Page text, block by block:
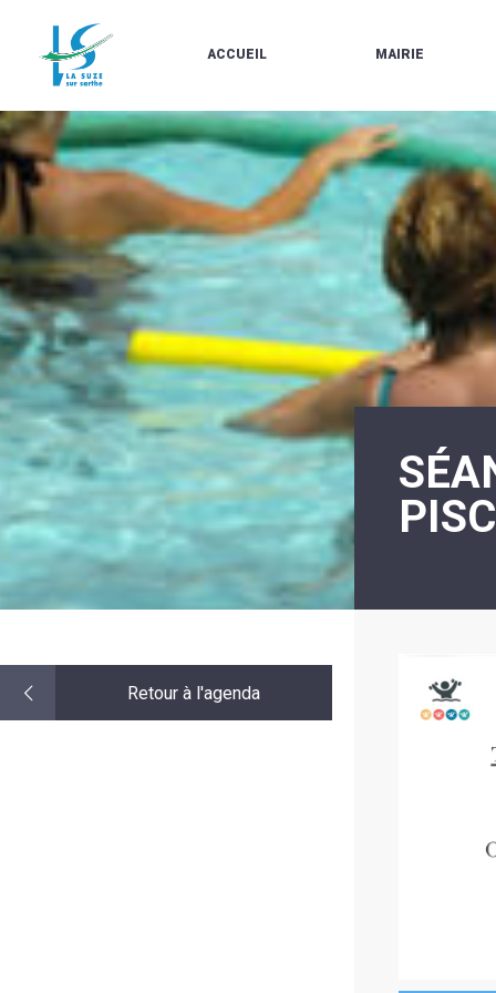
ACCUEIL
LE
MARCHÉ
À
DE
SUZE
BULLETINS
EN
LIGNE
LA
SUZE
AU
DÉBUT
DU
SIÈCLE
MAIRIE
LES
ÉLUS
CONTACTS
/
HORAIRES
URBANISME/PLU
D'IDENTITÉ-
PASSEPORTS
LE
CMJ
RÉUNIONS
DU
CONSEIL
MUNICIPAL
ARRÊTÉS
ET
DÉCISIONS
LE
MOT
MINORITÉ
/
/
Retour à l'agenda